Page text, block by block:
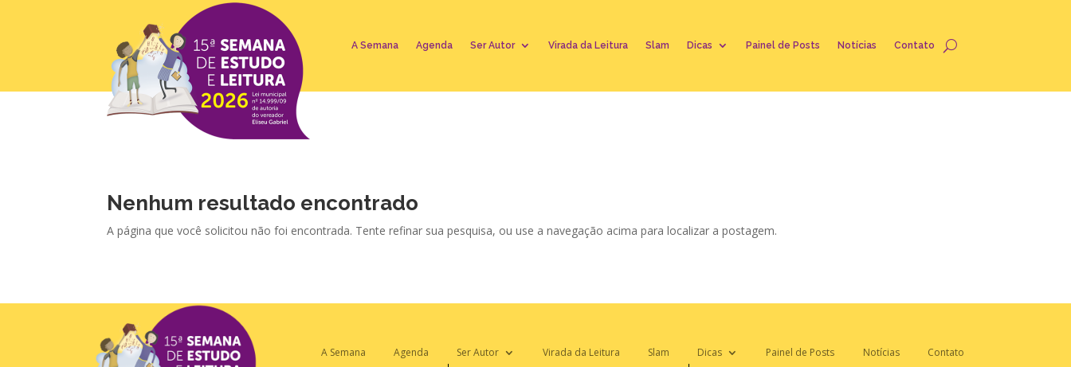
A Semana Agenda Ser Autor Virada da Leitura Slam Dicas Painel de Posts Notícias Contato
Nenhum resultado encontrado
A página que você solicitou não foi encontrada. Tente refinar sua pesquisa, ou use a navegação acima para localizar a postagem.
A Semana Agenda
Ser Autor
Virada da Leitura Slam
Dicas
Painel de Posts Notícias Contato